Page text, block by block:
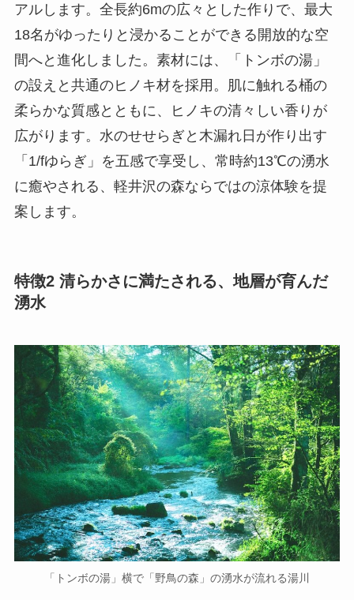
アルします。全長約6mの広々とした作りで、最大
18名がゆったりと浸かることができる開放的な空
間へと進化しました。素材には、「トンボの湯」
の設えと共通のヒノキ材を採用。肌に触れる桶の
柔らかな質感とともに、ヒノキの清々しい香りが
広がります。水のせせらぎと木漏れ日が作り出す
「1/fゆらぎ」を五感で享受し、常時約13℃の湧水
に癒やされる、軽井沢の森ならではの涼体験を提
案します。
特徴2 清らかさに満たされる、地層が育んだ
湧水
「トンボの湯」横で「野鳥の森」の湧水が流れる湯川